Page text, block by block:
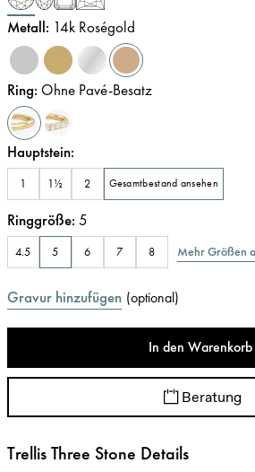
Metall: 14k Roségold
Ring: Ohne Pavé-Besatz
Hauptstein:
1 1½ 2 Gesamtbestand ansehen
Ringgröße: 5
4.5 5 6 7 8 Mehr Größen
Gravur hinzufügen (optional)
In den Warenkorb
Beratung
Trellis Three Stone Details